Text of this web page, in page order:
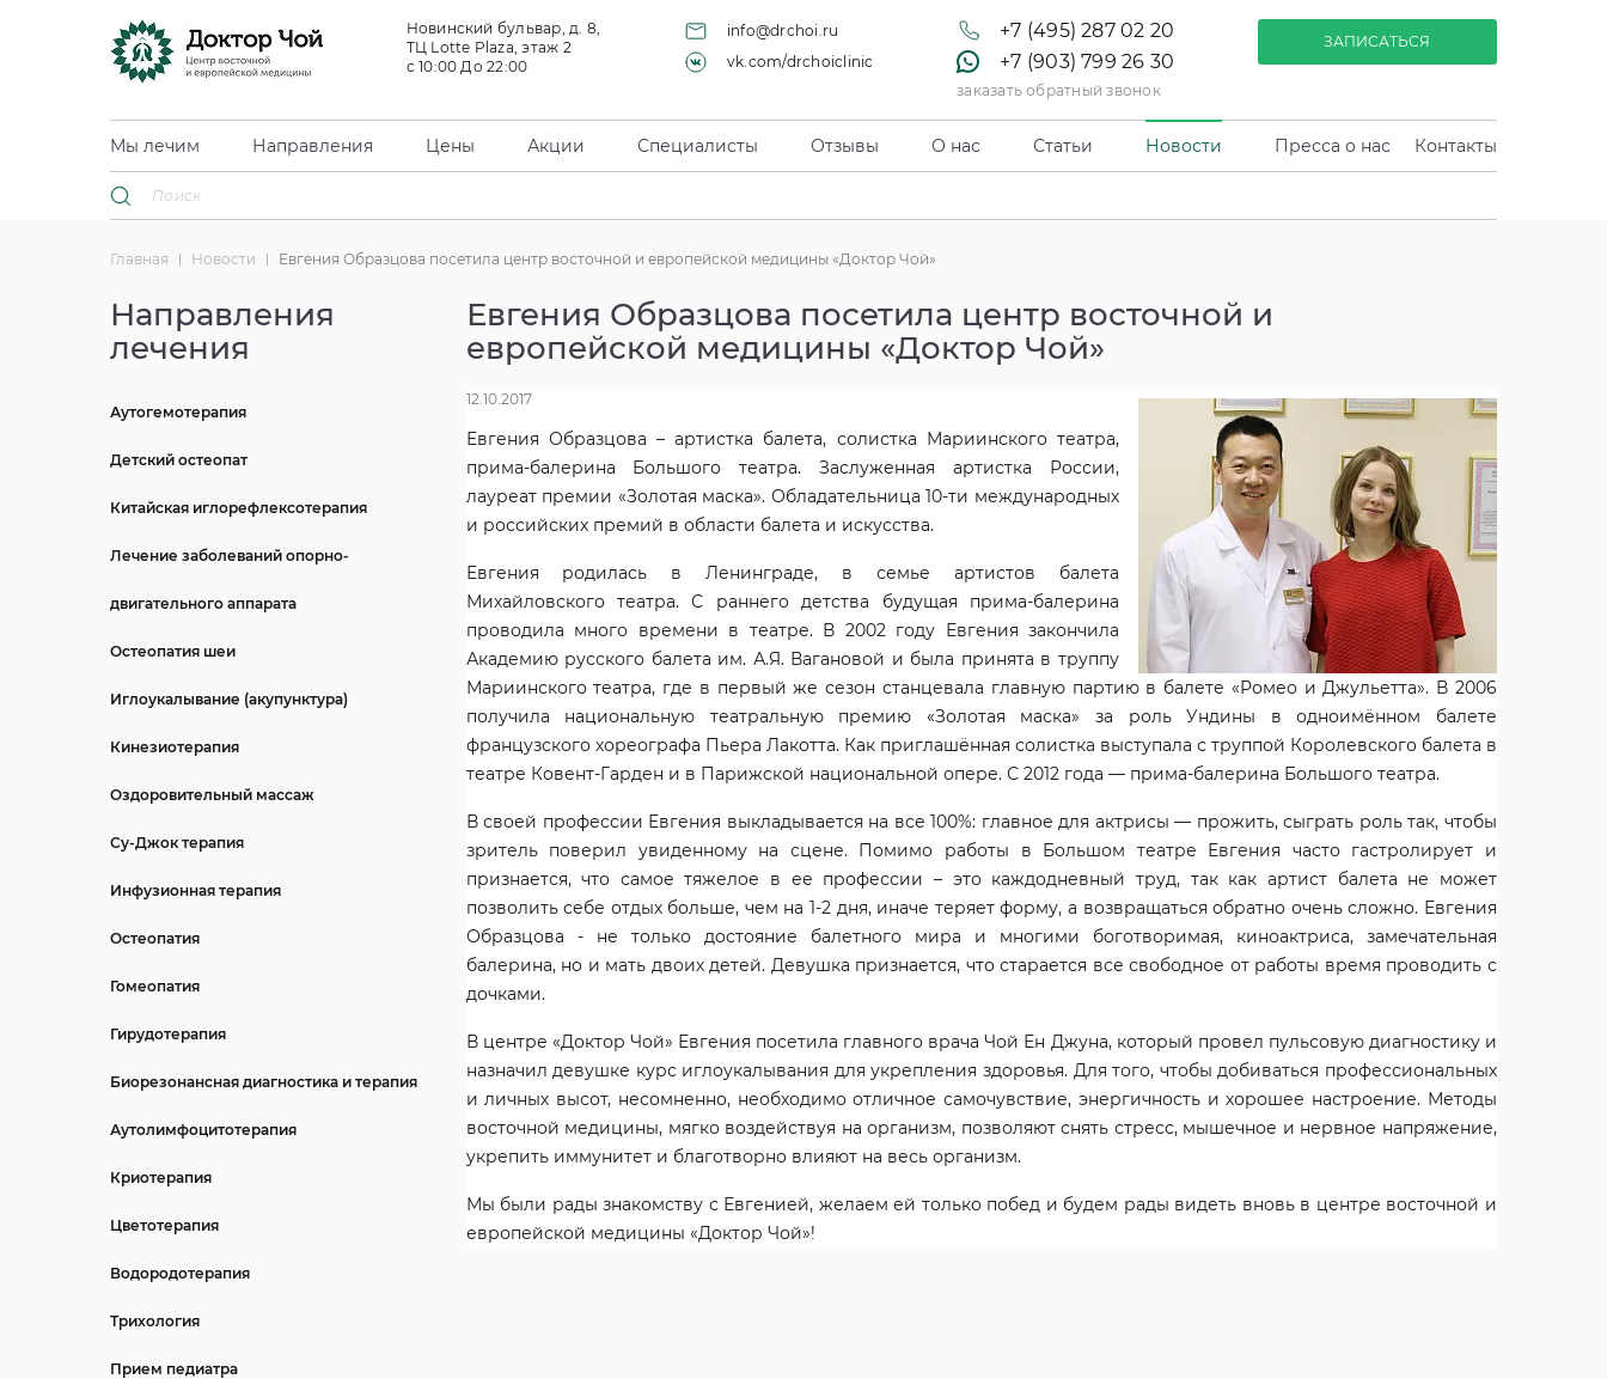
Новинский бульвар, д. 8,
ТЦ Lotte Plaza, этаж 2
с 10:00 До 22:00
info@drchoi.ru
vk.com/drchoiclinic
+7 (495) 287 02 20
+7 (903) 799 26 30
заказать обратный звонок
ЗАПИСАТЬСЯ
Мы лечим Направления Цены Акции Специалисты Отзывы О нас Статьи Новости Пресса о нас Контакты
Главная Новости Евгения Образцова посетила центр восточной и европейской медицины «Доктор Чой»
Направления
лечения
Аутогемотерапия
Детский остеопат
Китайская иглорефлексотерапия
Лечение заболеваний опорно-
двигательного аппарата
Остеопатия шеи
Иглоукалывание (акупунктура)
Кинезиотерапия
Оздоровительный массаж
Су-Джок терапия
Инфузионная терапия
Остеопатия
Гомеопатия
Гирудотерапия
Биорезонансная диагностика и терапия
Аутолимфоцитотерапия
Криотерапия
Цветотерапия
Водородотерапия
Трихология
Прием педиатра
Евгения Образцова посетила центр восточной и
европейской медицины «Доктор Чой»
12.10.2017
Евгения Образцова – артистка балета, солистка Мариинского театра,
прима-балерина Большого театра. Заслуженная артистка России,
лауреат премии «Золотая маска». Обладательница 10-ти международных
и российских премий в области балета и искусства.
Евгения родилась в Ленинграде, в семье артистов балета
Михайловского театра. С раннего детства будущая прима-балерина
проводила много времени в театре. В 2002 году Евгения закончила
Академию русского балета им. А.Я. Вагановой и была принята в труппу
Мариинского театра, где в первый же сезон станцевала главную партию в балете «Ромео и Джульетта». В 2006
получила национальную театральную премию «Золотая маска» за роль Ундины в одноимённом балете
французского хореографа Пьера Лакотта. Как приглашённая солистка выступала с труппой Королевского балета в
театре Ковент-Гарден и в Парижской национальной опере. С 2012 года — прима-балерина Большого театра.
В своей профессии Евгения выкладывается на все 100%: главное для актрисы — прожить, сыграть роль так, чтобы
зритель поверил увиденному на сцене. Помимо работы в Большом театре Евгения часто гастролирует и
признается, что самое тяжелое в ее профессии – это каждодневный труд, так как артист балета не может
позволить себе отдых больше, чем на 1-2 дня, иначе теряет форму, а возвращаться обратно очень сложно. Евгения
Образцова - не только достояние балетного мира и многими боготворимая, киноактриса, замечательная
балерина, но и мать двоих детей. Девушка признается, что старается все свободное от работы время проводить с
дочками.
В центре «Доктор Чой» Евгения посетила главного врача Чой Ен Джуна, который провел пульсовую диагностику и
назначил девушке курс иглоукалывания для укрепления здоровья. Для того, чтобы добиваться профессиональных
и личных высот, несомненно, необходимо отличное самочувствие, энергичность и хорошее настроение. Методы
восточной медицины, мягко воздействуя на организм, позволяют снять стресс, мышечное и нервное напряжение,
укрепить иммунитет и благотворно влияют на весь организм.
Мы были рады знакомству с Евгенией, желаем ей только побед и будем рады видеть вновь в центре восточной и
европейской медицины «Доктор Чой»!